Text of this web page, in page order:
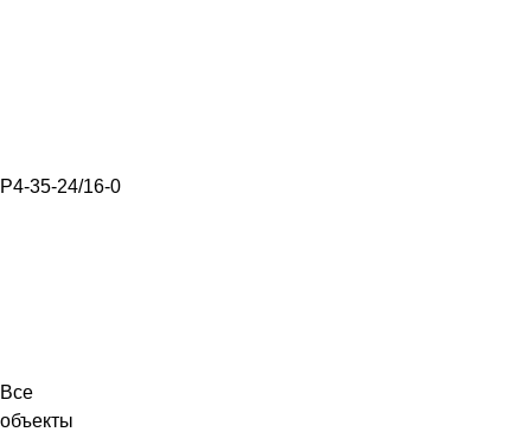
Р4-35-24/16-0
Все
объекты